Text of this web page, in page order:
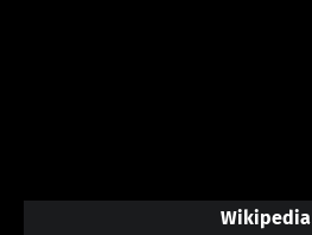
Wikipedia